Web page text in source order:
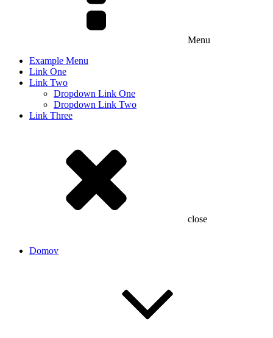
Menu
Example Menu
Link One
Link Two
Dropdown Link One
Dropdown Link Two
Link Three
close
Domov